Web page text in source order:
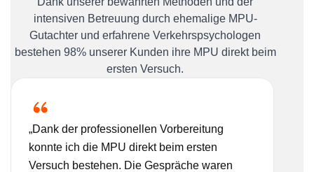
intensiven Betreuung durch ehemalige MPU-
Gutachter und erfahrene Verkehrspsychologen
bestehen 98% unserer Kunden ihre MPU direkt beim
ersten Versuch.
„Dank der professionellen Vorbereitung
konnte ich die MPU direkt beim ersten
Versuch bestehen. Die Gespräche waren